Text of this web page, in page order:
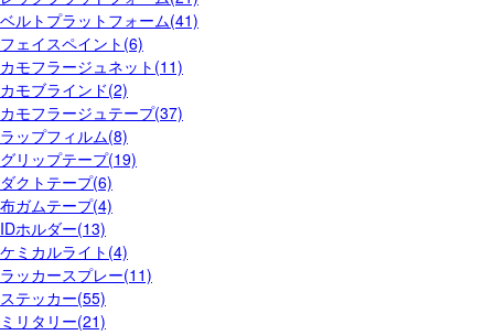
ベルトプラットフォーム(41)
フェイスペイント(6)
カモフラージュネット(11)
カモブラインド(2)
カモフラージュテープ(37)
ラップフィルム(8)
グリップテープ(19)
ダクトテープ(6)
布ガムテープ(4)
IDホルダー(13)
ケミカルライト(4)
ラッカースプレー(11)
ステッカー(55)
ミリタリー(21)